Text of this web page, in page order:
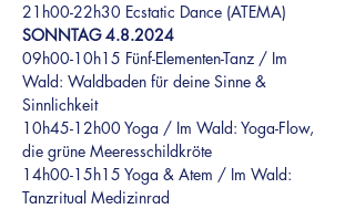
21h00-22h30 Ecstatic Dance (ATEMA)
SONNTAG 4.8.2024
09h00-10h15 Fünf-Elementen-Tanz / Im
Wald: Waldbaden für deine Sinne &
Sinnlichkeit
10h45-12h00 Yoga / Im Wald: Yoga-Flow,
die grüne Meeresschildkröte
14h00-15h15 Yoga & Atem / Im Wald:
Tanzritual Medizinrad